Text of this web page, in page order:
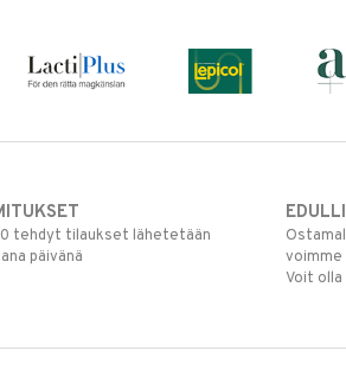
tehdyt tilaukset lähetetään
päivänä
voimme
Voit